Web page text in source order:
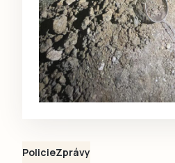
PolicieZprávy